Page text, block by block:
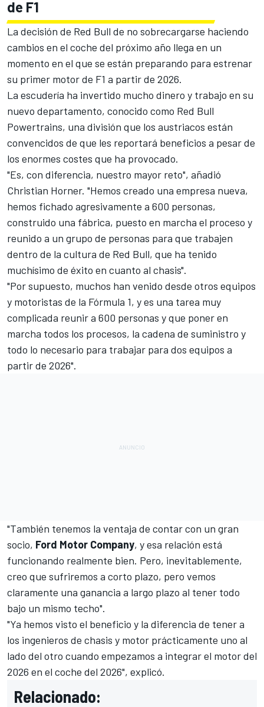
de F1
La decisión de Red Bull de no sobrecargarse haciendo
cambios en el coche del próximo año llega en un
momento en el que se están preparando para estrenar
su primer motor de F1 a partir de 2026.
La escudería ha invertido mucho dinero y trabajo en su
nuevo departamento, conocido como Red Bull
Powertrains, una división que los austriacos están
convencidos de que les reportará beneficios a pesar de
los enormes costes que ha provocado.
"Es, con diferencia, nuestro mayor reto", añadió
Christian Horner. "Hemos creado una empresa nueva,
hemos fichado agresivamente a 600 personas,
construido una fábrica, puesto en marcha el proceso y
reunido a un grupo de personas para que trabajen
dentro de la cultura de Red Bull, que ha tenido
muchísimo de éxito en cuanto al chasis".
"Por supuesto, muchos han venido desde otros equipos
y motoristas de la Fórmula 1, y es una tarea muy
complicada reunir a 600 personas y que poner en
marcha todos los procesos, la cadena de suministro y
todo lo necesario para trabajar para dos equipos a
partir de 2026".
"También tenemos la ventaja de contar con un gran
socio, Ford Motor Company, y esa relación está
funcionando realmente bien. Pero, inevitablemente,
creo que sufriremos a corto plazo, pero vemos
claramente una ganancia a largo plazo al tener todo
bajo un mismo techo".
"Ya hemos visto el beneficio y la diferencia de tener a
los ingenieros de chasis y motor prácticamente uno al
lado del otro cuando empezamos a integrar el motor del
2026 en el coche del 2026", explicó.
Relacionado: